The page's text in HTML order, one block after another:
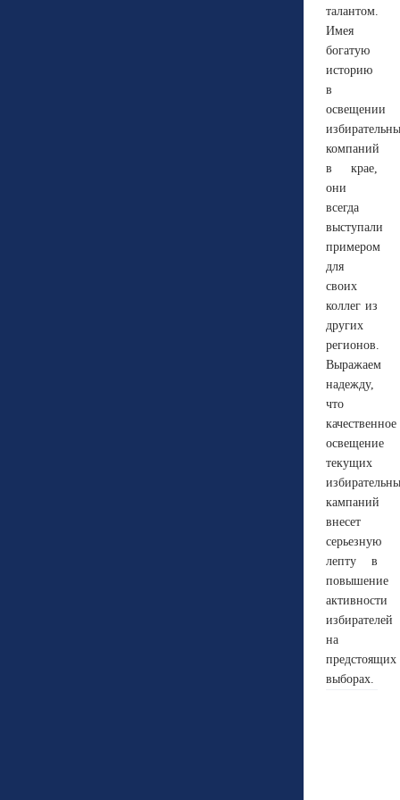
талантом.
Имея
богатую
историю
в
освещении
компаний
в крае,
они
всегда
выступали
примером
для
своих
коллег из
других
регионов.
Выражаем
надежду,
что
качественное
освещение
текущих
кампаний
внесет
серьезную
лепту в
повышение
активности
избирателей
на
предстоящих
выборах.